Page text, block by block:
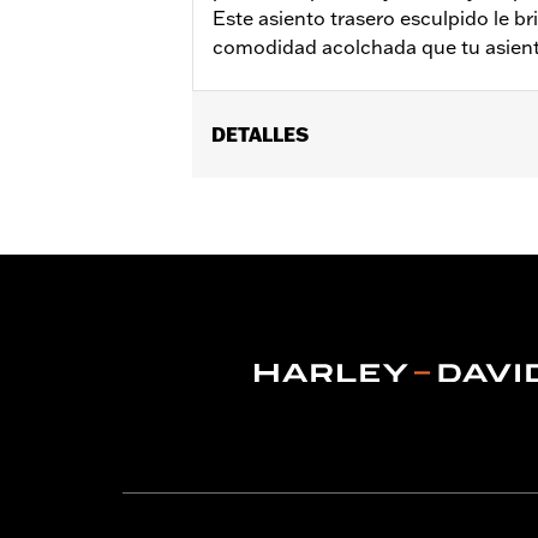
Este asiento trasero esculpido le
comodidad acolchada que tu
DETALLES
del asiento del equipo original.
GARANTÍA: 1 year limited warranty –